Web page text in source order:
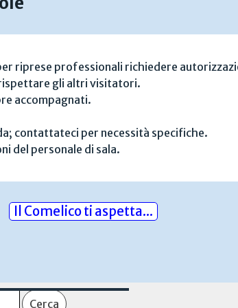
riprese professionali richiedere
gli altri visitatori.
accompagnati.
contattateci per necessità specifiche.
del personale di sala.
Il Comelico ti aspetta...
Cerca